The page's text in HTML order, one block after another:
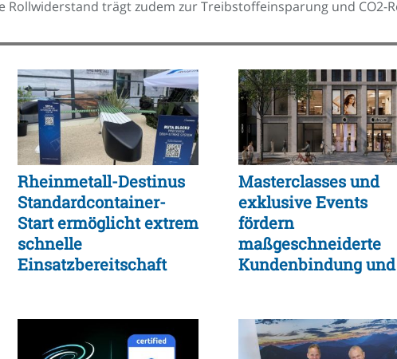
trägt zudem zur Treibstoffeinsparung und CO2-
Rheinmetall-Destinus
Standardcontainer-
Start ermöglicht extrem
schnelle
Einsatzbereitschaft
Masterclasses und
exklusive Events
fördern
maßgeschneiderte
Kundenbindung und